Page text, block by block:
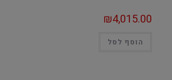
₪4,015.00
הוסף לסל